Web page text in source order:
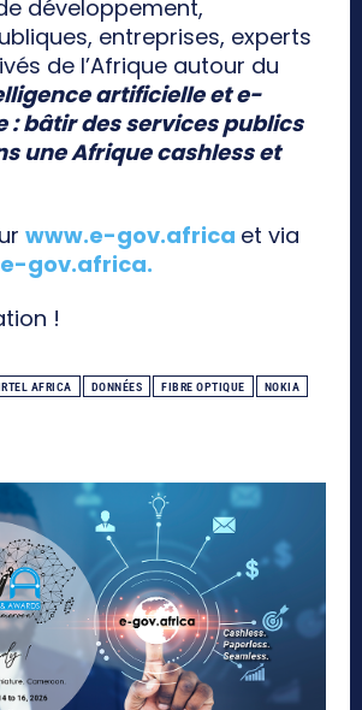
développement,
entreprises, experts
de l’Afrique autour du
artificielle et e-
: bâtir des services publics
une Afrique cashless et
www.e-gov.africa et via
gov.africa.
!
AFRICA DONNÉES FIBRE OPTIQUE NOKIA